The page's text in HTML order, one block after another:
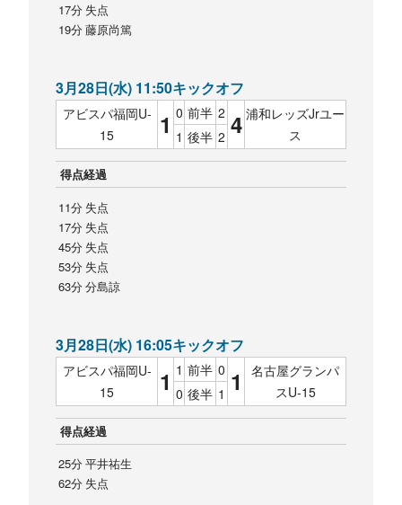
17分 失点
19分 藤原尚篤
3月28日(水) 11:50キックオフ
アビスパ福岡U-
15
1 0 前半 2 4 浦和レッズJrユー
ス
1 後半 2
得点経過
11分 失点
17分 失点
45分 失点
53分 失点
63分 分島諒
3月28日(水) 16:05キックオフ
アビスパ福岡U-
15
1 1 前半 0 1
名古屋グランパ
スU-15
0 後半 1
得点経過
25分 平井祐生
62分 失点